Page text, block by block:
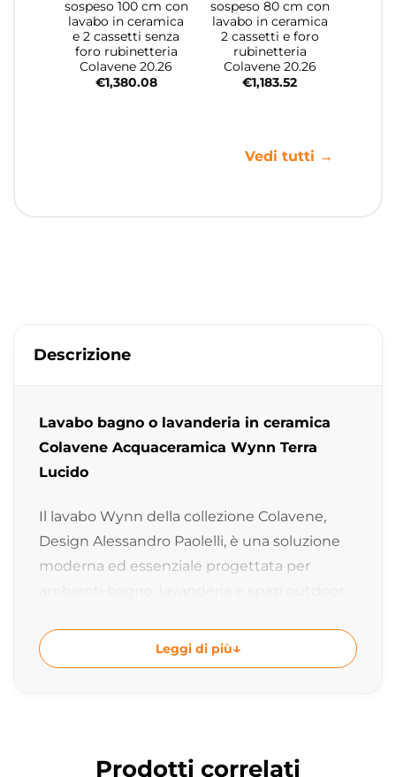
sospeso 100 cm con
lavabo in ceramica
e 2 cassetti senza
foro rubinetteria
Colavene 20.26
€1,380.08
sospeso 80 cm con
lavabo in ceramica
2 cassetti e foro
rubinetteria
Colavene 20.26
€1,183.52
Vedi tutti →
Descrizione
Lavabo bagno o lavanderia in ceramica
Colavene Acquaceramica Wynn Terra
Lucido
Il lavabo Wynn della collezione Colavene,
Design Alessandro Paolelli, è una soluzione
moderna ed essenziale progettata per
linee pulite rendono questo lavabo ideale
per ambienti eleganti dal carattere caldo e
e outdoor
Leggi di più
Prodotti correlati